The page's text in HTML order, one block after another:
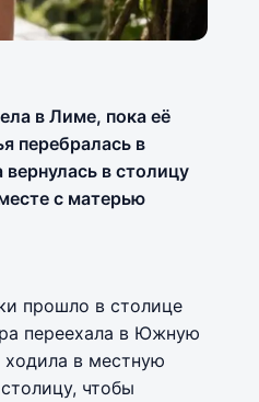
в Лиме, пока её
перебралась в
в столицу
с матерью
прошло в столице
переехала в Южную
в местную
чтобы